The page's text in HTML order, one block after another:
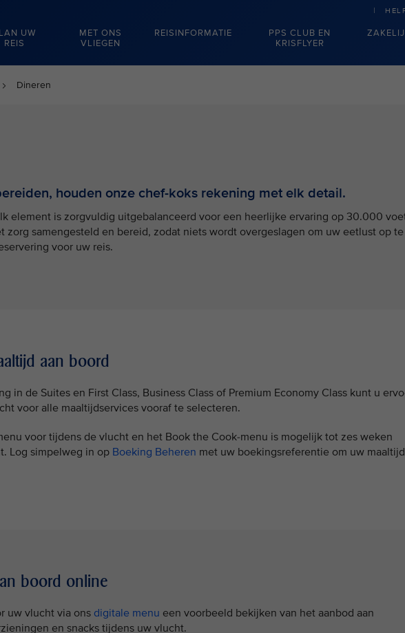
UW
REIS
MET ONS
VLIEGEN
REISINFORMATIE
PPS CLUB EN
KRISFLYER
Dineren
houden onze chef-koks rekening met elk detail.
element is zorgvuldig uitgebalanceerd voor een heerlijke ervaring op 30.000
zorg samengesteld en bereid, zodat niets wordt overgeslagen om uw eetlust op te
voor uw reis.
aan boord
in de Suites en First Class, Business Class of Premium Economy Class kunt u
voor alle maaltijdservices vooraf te selecteren.
voor tijdens de vlucht en het Book the Cook-menu is mogelijk tot zes weken
Log simpelweg in op Boeking Beheren met uw boekingsreferentie om uw maaltijd
boord online
uw vlucht via ons digitale menu een voorbeeld bekijken van het aanbod aan
en snacks tijdens uw vlucht.